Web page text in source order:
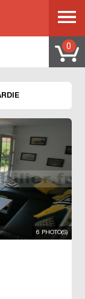
0
6 PHOTO(S)